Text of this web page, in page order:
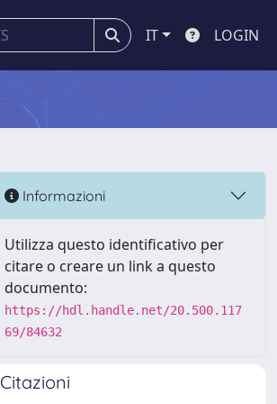
IT LOGIN
Informazioni
Utilizza questo identificativo per
citare o creare un link a questo
documento:
https://hdl.handle.net/20.500.117
69/84632
Citazioni